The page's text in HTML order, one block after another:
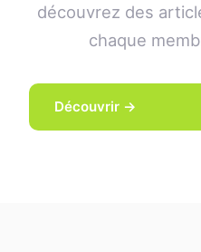
découvrez des
chaque
Découvrir →